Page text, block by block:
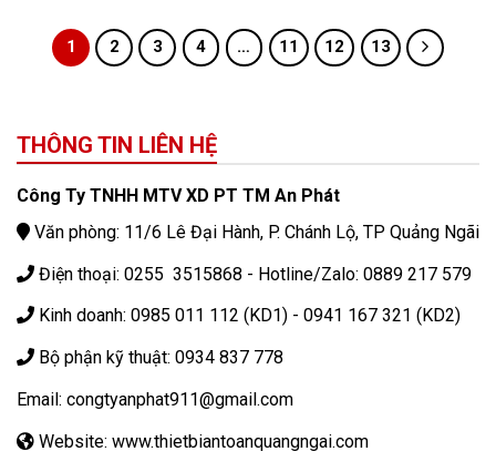
Việt
1 2 3 4 … 11 12 13
THÔNG TIN LIÊN HỆ
Công Ty TNHH MTV XD PT TM An Phát
Văn phòng: 11/6 Lê Đại Hành, P. Chánh Lộ, TP Quảng Ngãi
Điện thoại: 0255 3515868 - Hotline/Zalo: 0889 217 579
Kinh doanh: 0985 011 112 (KD1) - 0941 167 321 (KD2)
Bộ phận kỹ thuật: 0934 837 778
Email: congtyanphat911@gmail.com
Website: www.thietbiantoanquangngai.com